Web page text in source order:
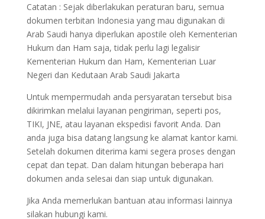
Catatan : Sejak diberlakukan peraturan baru, semua
dokumen terbitan Indonesia yang mau digunakan di
Arab Saudi hanya diperlukan apostile oleh Kementerian
Hukum dan Ham saja, tidak perlu lagi legalisir
Kementerian Hukum dan Ham, Kementerian Luar
Negeri dan Kedutaan Arab Saudi Jakarta
Untuk mempermudah anda persyaratan tersebut bisa
dikirimkan melalui layanan pengiriman, seperti pos,
TIKI, JNE, atau layanan ekspedisi favorit Anda. Dan
anda juga bisa datang langsung ke alamat kantor kami.
Setelah dokumen diterima kami segera proses dengan
cepat dan tepat. Dan dalam hitungan beberapa hari
dokumen anda selesai dan siap untuk digunakan.
Jika Anda memerlukan bantuan atau informasi lainnya
silakan hubungi kami.